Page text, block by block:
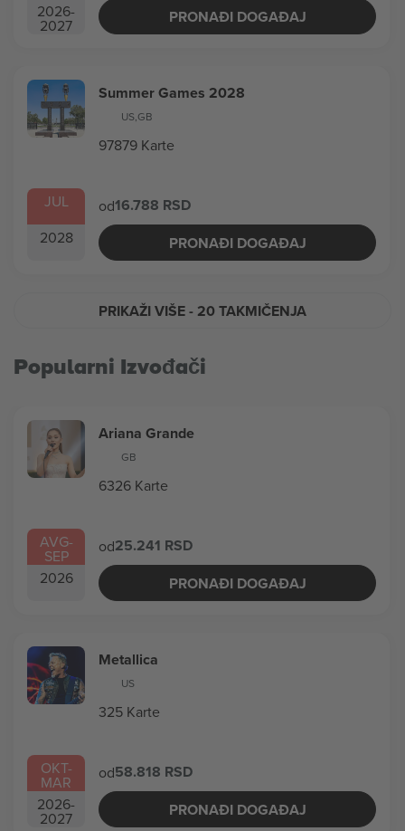
2026-
2027
PRONAĐI DOGAĐAJ
JUL
2028
Summer Games 2028
US,GB
97879 Karte
od16.788 RSD
PRONAĐI DOGAĐAJ
PRIKAŽI VIŠE- 20 TAKMIČENJA
Popularni Izvođači
AVG-
SEP
2026
Ariana Grande
GB
6326 Karte
od25.241 RSD
PRONAĐI DOGAĐAJ
OKT-
MAR
2026-
2027
Metallica
US
325 Karte
od58.818 RSD
PRONAĐI DOGAĐAJ